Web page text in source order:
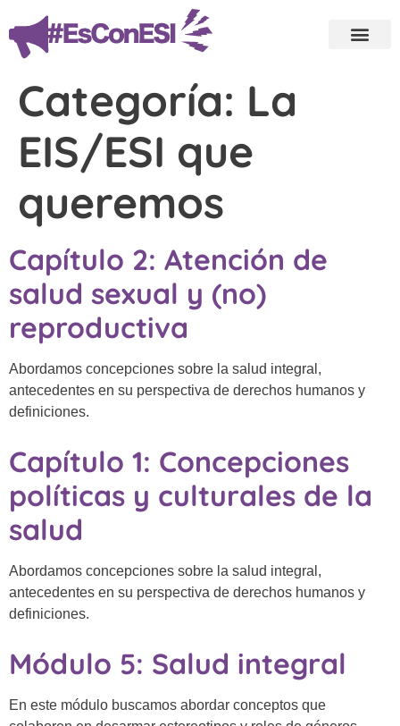
Categoría: La
EIS/ESI que
queremos
Capítulo 2: Atención de
salud sexual y (no)
reproductiva​
Abordamos concepciones sobre la salud integral,
antecedentes en su perspectiva de derechos humanos y
definiciones.
Capítulo 1: Concepciones
políticas y culturales de la
salud
Abordamos concepciones sobre la salud integral,
antecedentes en su perspectiva de derechos humanos y
definiciones.
Módulo 5: Salud integral
En este módulo buscamos abordar conceptos que